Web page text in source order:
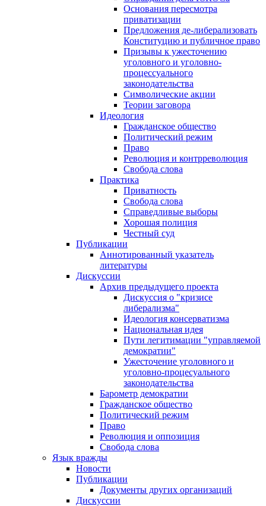
Основания пересмотра
приватизации
Предложения де-либерализовать
Конституцию и публичное право
Призывы к ужесточению
уголовного и уголовно-
процессуального
законодательства
Символические акции
Теории заговора
Идеология
Гражданское общество
Политический режим
Право
Революция и контрреволюция
Свобода слова
Практика
Приватность
Свобода слова
Справедливые выборы
Хорошая полиция
Честный суд
Публикации
Аннотированный указатель
литературы
Дискуссии
Архив предыдущего проекта
Дискуссия о "кризисе
либерализма"
Идеология консерватизма
Национальная идея
Пути легитимации "управляемой
демократии"
Ужесточение уголовного и
уголовно-процесуального
законодательства
Барометр демократии
Гражданское общество
Политический режим
Право
Революция и оппозиция
Свобода слова
Язык вражды
Новости
Публикации
Документы других организаций
Дискуссии